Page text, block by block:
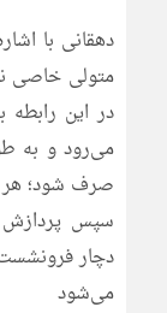
دهقانی با
متولی خاصی
در این رابطه
می‌رود و به
سپس پردازش
دچار
می‌شود